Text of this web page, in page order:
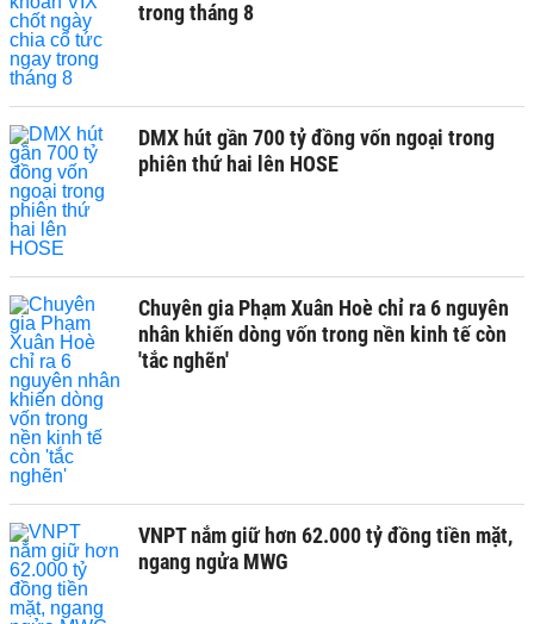
trong tháng 8
DMX hút gần 700 tỷ đồng vốn ngoại trong
phiên thứ hai lên HOSE
Chuyên gia Phạm Xuân Hoè chỉ ra 6 nguyên
nhân khiến dòng vốn trong nền kinh tế còn
'tắc nghẽn'
VNPT nắm giữ hơn 62.000 tỷ đồng tiền mặt,
ngang ngửa MWG